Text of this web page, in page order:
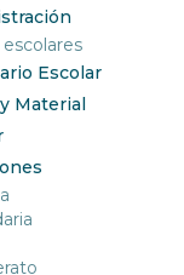
Escolar
Material